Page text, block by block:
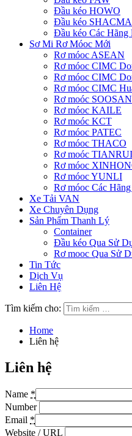
Đầu kéo HOWO
Đầu kéo
Đầu kéo Các Hãng
Sơ Mi Rơ Móoc Mới
Rơ móoc ASEAN
Rơ móoc CIMC
Rơ móoc CIMC
Rơ móoc CIMC
Rơ moóc SOOSAN
Rơ móoc KAILE
Rơ moóc KCT
Rơ móoc PATEC
Rơ móoc THACO
Rơ moóc TIANRUI
Rơ móoc
Rơ móoc YUNLI
Rơ móoc Các
Xe Tải VAN
Xe Chuyên Dụng
Sản Phẩm Thanh Lý
Container
Đầu kéo Qua Sử
Rơ mooc Qua Sử
Tin Tức
Dịch Vụ
Liên Hệ
Tìm kiếm cho:
Home
Liên hệ
Liên hệ
Name *
Number
Email *
Website / URL